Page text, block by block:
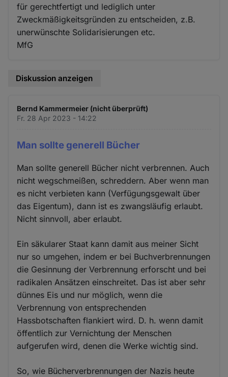
für gerechtfertigt und lediglich unter
Zweckmäßigkeitsgründen zu entscheiden, z.B.
unerwünschte Solidarisierungen etc.
MfG
Diskussion anzeigen
Bernd Kammermeier (nicht überprüft)
Fr. 28 Apr 2023 - 14:22
Man sollte generell Bücher
Man sollte generell Bücher nicht verbrennen. Auch
nicht wegschmeißen, schreddern. Aber wenn man
es nicht verbieten kann (Verfügungsgewalt über
das Eigentum), dann ist es zwangsläufig erlaubt.
Nicht sinnvoll, aber erlaubt.
Ein säkularer Staat kann damit aus meiner Sicht
nur so umgehen, indem er bei Buchverbrennungen
die Gesinnung der Verbrennung erforscht und bei
radikalen Ansätzen einschreitet. Das ist aber sehr
dünnes Eis und nur möglich, wenn die
Verbrennung von entsprechenden
Hassbotschaften flankiert wird. D. h. wenn damit
öffentlich zur Vernichtung der Menschen
aufgerufen wird, denen die Werke wichtig sind.
So, wie Bücherverbrennungen der Nazis heute